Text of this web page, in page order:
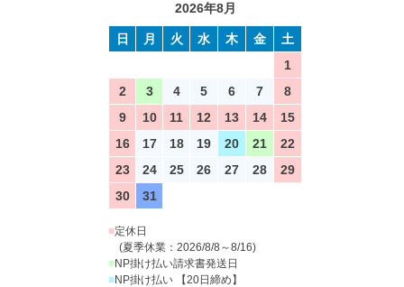
2026年8月
日 月 火 水 木 金
土
1
2
3 4 5 6 7
8
9
10 11 12 13 14
15
16
17 18 19 20 21
22
23
24 25 26 27 28
29
30
31
■定休日
(夏季休業：2026/8/8～8/16)
■NP掛け払い請求書発送日
■NP掛け払い 【20日締め】